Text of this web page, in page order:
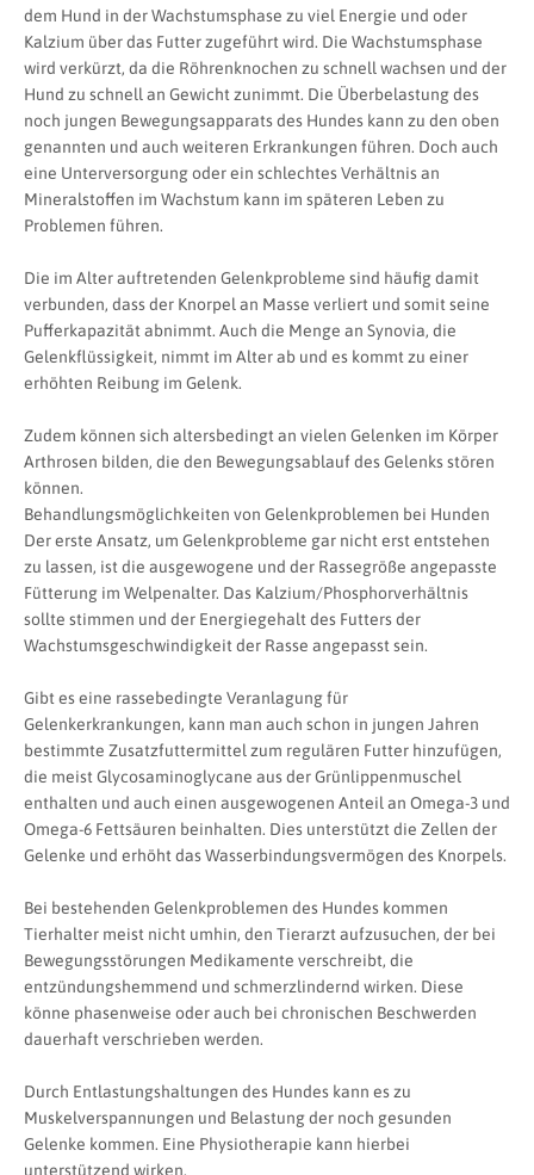
dem Hund in der Wachstumsphase zu viel Energie und oder
Kalzium über das Futter zugeführt wird. Die Wachstumsphase
wird verkürzt, da die Röhrenknochen zu schnell wachsen und der
Hund zu schnell an Gewicht zunimmt. Die Überbelastung des
noch jungen Bewegungsapparats des Hundes kann zu den oben
genannten und auch weiteren Erkrankungen führen. Doch auch
eine Unterversorgung oder ein schlechtes Verhältnis an
Mineralstoffen im Wachstum kann im späteren Leben zu
Problemen führen.
Die im Alter auftretenden Gelenkprobleme sind häufig damit
verbunden, dass der Knorpel an Masse verliert und somit seine
Pufferkapazität abnimmt. Auch die Menge an Synovia, die
Gelenkflüssigkeit, nimmt im Alter ab und es kommt zu einer
erhöhten Reibung im Gelenk.
Zudem können sich altersbedingt an vielen Gelenken im Körper
Arthrosen bilden, die den Bewegungsablauf des Gelenks stören
können.
Behandlungsmöglichkeiten von Gelenkproblemen bei Hunden
Der erste Ansatz, um Gelenkprobleme gar nicht erst entstehen
zu lassen, ist die ausgewogene und der Rassegröße angepasste
Fütterung im Welpenalter. Das Kalzium/Phosphorverhältnis
sollte stimmen und der Energiegehalt des Futters der
Wachstumsgeschwindigkeit der Rasse angepasst sein.
Gibt es eine rassebedingte Veranlagung für
Gelenkerkrankungen, kann man auch schon in jungen Jahren
bestimmte Zusatzfuttermittel zum regulären Futter hinzufügen,
die meist Glycosaminoglycane aus der Grünlippenmuschel
enthalten und auch einen ausgewogenen Anteil an Omega-3 und
Omega-6 Fettsäuren beinhalten. Dies unterstützt die Zellen der
Gelenke und erhöht das Wasserbindungsvermögen des Knorpels.
Bei bestehenden Gelenkproblemen des Hundes kommen
Tierhalter meist nicht umhin, den Tierarzt aufzusuchen, der bei
Bewegungsstörungen Medikamente verschreibt, die
entzündungshemmend und schmerzlindernd wirken. Diese
könne phasenweise oder auch bei chronischen Beschwerden
dauerhaft verschrieben werden.
Durch Entlastungshaltungen des Hundes kann es zu
Muskelverspannungen und Belastung der noch gesunden
Gelenke kommen. Eine Physiotherapie kann hierbei
unterstützend wirken.